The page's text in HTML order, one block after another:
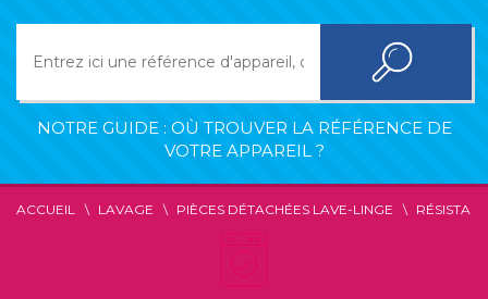
NOTRE GUIDE : OÙ TROUVER LA RÉFÉRENCE DE
VOTRE APPAREIL ?
ACCUEIL LAVAGE PIÈCES DÉTACHÉES LAVE-LINGE